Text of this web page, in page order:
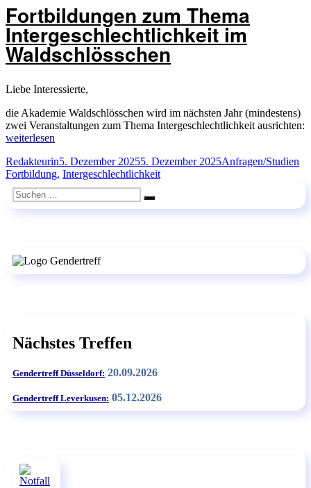
Fortbildungen zum Thema
Intergeschlechtlichkeit im
Waldschlösschen
Liebe Interessierte,
die Akademie Waldschlösschen wird im nächsten Jahr (mindestens)
zwei Veranstaltungen zum Thema Intergeschlechtlichkeit ausrichten:
„Fortbildungen
Thema
Intergeschlechtlichkeit
im
Waldschlösschen“
weiterlesen
Autor
RedakteurinVeröffentlicht
am
5. Dezember 20255. Dezember 2025Kategorien
Anfragen/Studien
Fortbildung, Intergeschlechtlichkeit
Suchen
nach:
Suchen
Nächstes Treffen
Gendertreff Düsseldorf: 20.09.2026
Gendertreff Leverkusen: 05.12.2026